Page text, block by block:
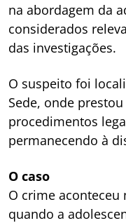
na abordagem da
considerados
das investigações.
O suspeito foi
Sede, onde
procedimentos
permanecendo à
O caso
O crime
quando a